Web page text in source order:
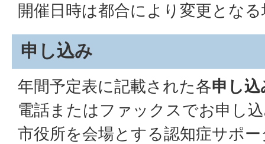
開催日時は都合により変更とな
申し込み
年間予定表に記載された各申し
電話またはファックスでお申し
市役所を会場とする認知症サポ